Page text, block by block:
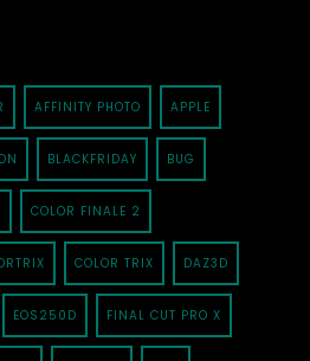
AFFINITY PHOTO APPLE
BLACKFRIDAY BUG
COLOR FINALE 2
COLOR TRIX DAZ3D
EOS250D FINAL CUT PRO X